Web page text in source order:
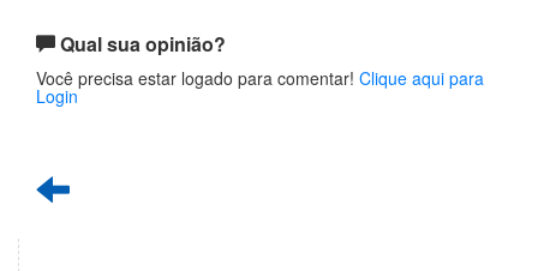
Qual sua opinião?
Você precisa estar logado para comentar! Clique aqui para
Login